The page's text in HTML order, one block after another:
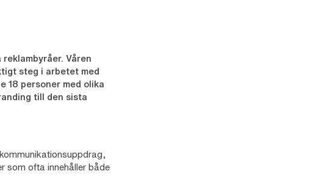
Våren
steg i arbetet med
18 personer med olika
till den sista
som ofta innehåller både